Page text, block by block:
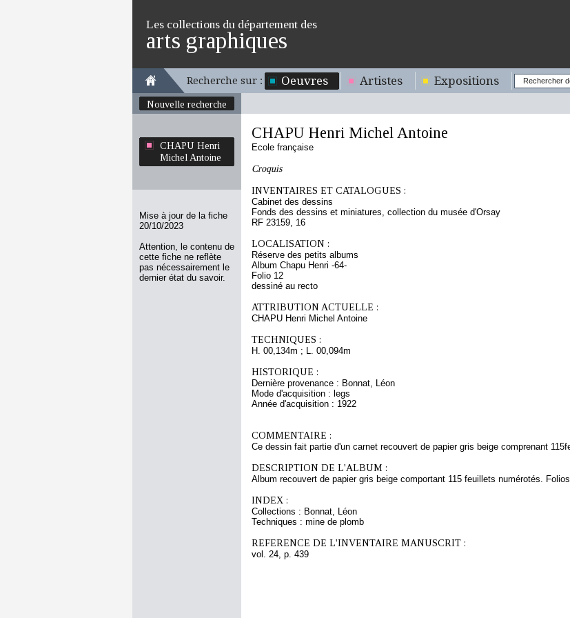
Les collections du département des
arts graphiques
Recherche sur : Oeuvres Artistes Expositions
Nouvelle recherche
CHAPU Henri
Michel Antoine
Mise à jour de la fiche
20/10/2023
Attention, le contenu de
cette fiche ne reflète
pas nécessairement le
dernier état du savoir.
CHAPU Henri Michel Antoine
Ecole française
Croquis
INVENTAIRES ET CATALOGUES :
Cabinet des dessins
Fonds des dessins et miniatures, collection du musée d'Orsay
RF 23159, 16
LOCALISATION :
Réserve des petits albums
Album Chapu Henri -64-
Folio 12
dessiné au recto
ATTRIBUTION ACTUELLE :
CHAPU Henri Michel Antoine
TECHNIQUES :
H. 00,134m ; L. 00,094m
HISTORIQUE :
Dernière provenance : Bonnat, Léon
Mode d'acquisition : legs
Année d'acquisition : 1922
COMMENTAIRE :
Ce dessin fait partie d'un carnet recouvert de papier gris beige comprenant
DESCRIPTION DE L'ALBUM :
Album recouvert de papier gris beige comportant 115 feuillets numérotés.
INDEX :
Collections : Bonnat, Léon
Techniques : mine de plomb
REFERENCE DE L'INVENTAIRE MANUSCRIT :
vol. 24, p. 439